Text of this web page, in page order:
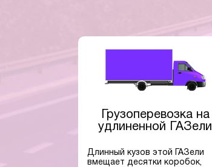
Грузоперевозка на
удлиненной ГАЗели
Длинный кузов этой ГАЗели
вмещает десятки коробок,